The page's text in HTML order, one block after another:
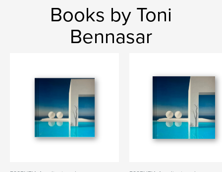
Books by Toni
Bennasar